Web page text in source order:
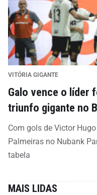
VITÓRIA GIGANTE
Galo vence o líder
triunfo gigante no
Com gols de Victor
Palmeiras no Nubank
tabela
MAIS LIDAS